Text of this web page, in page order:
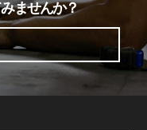
ませんか？